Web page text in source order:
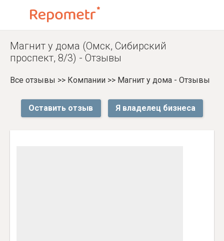
Магнит у дома (Омск, Сибирский
проспект, 8/3) - Отзывы
Все отзывы >> Компании >> Магнит у дома - Отзывы
Оставить отзыв Я владелец бизнеса